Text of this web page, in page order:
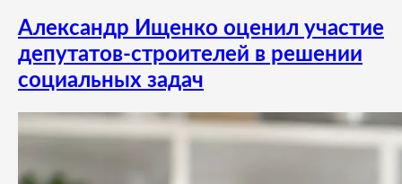
Александр Ищенко оценил участие
депутатов-строителей в решении
социальных задач